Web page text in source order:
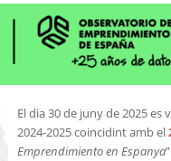
El dia 30 de juny de 2025 es
2024-2025 coincidint amb el
Emprendimiento en Espanya